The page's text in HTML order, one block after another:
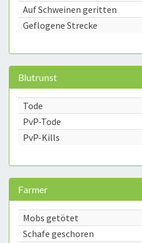
Auf Schweinen geritten
Geflogene Strecke
Blutrunst
Tode
PvP-Tode
PvP-Kills
Farmer
Mobs getötet
Schafe geschoren